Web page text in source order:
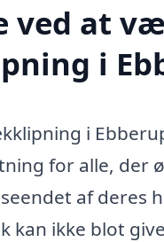
ved at
i
i
for alle, der
af deres
kan ikke blot